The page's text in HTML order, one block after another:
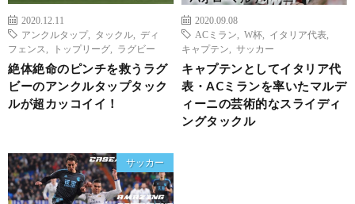
2020.12.11
アンクルタップ, タックル
ディ
フェンス
トップリーグ ラグビー
絶体絶命のピンチを救うラグ
ビーのアンクルタップタック
ルが超カッコイイ！
2020.09.08
ACミラン
W杯 イタリア代表
キャプテン
サッカー
キャプテンとしてイタリア代
表・ACミランを率いたマルデ
ィーニの芸術的なスライディ
ングタックル
サッカー